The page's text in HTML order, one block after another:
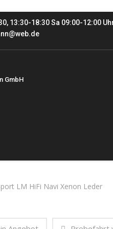
13:30-18:30 Sa 09:00-12:00